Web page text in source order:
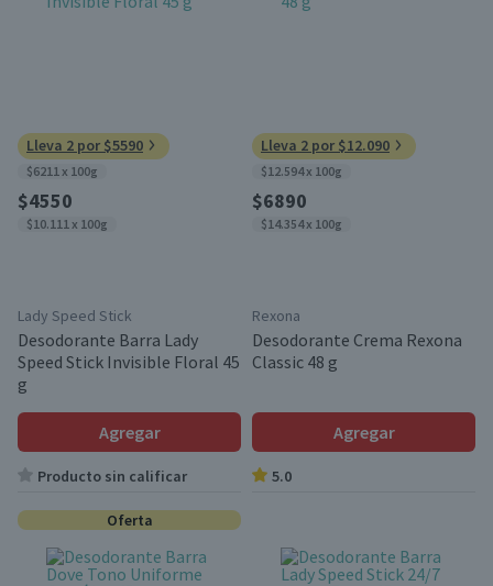
Lleva 2 por $5590
$6211 x 100g
$4550
$10.111 x 100g
Lady Speed Stick
Desodorante Barra Lady
Speed Stick Invisible Floral 45
g
Agregar
Producto sin calificar
Lleva 2 por $12.090
$12.594 x 100g
$6890
$14.354 x 100g
Rexona
Desodorante Crema Rexona
Classic 48 g
Agregar
5.0
Oferta